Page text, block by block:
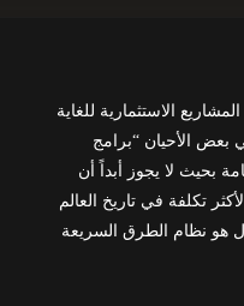
الاستثمارية للغاية
بعض الأحيان “برامج
بحيث لا يجوز أبداً أن
تكلفة في تاريخ العالم
هو نظام الطرق السريعة